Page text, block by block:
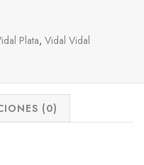
Plata, Vidal Vidal
(0)